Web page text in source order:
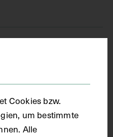
Cookies bzw.
um bestimmte
Alle